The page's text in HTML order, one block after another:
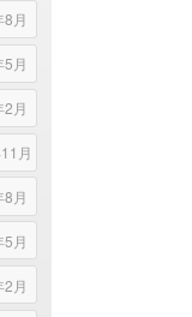
月
月
月
月
月
月
月